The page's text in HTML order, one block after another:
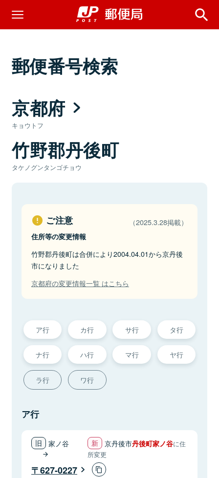
郵便番号検索
京都府
キョウトフ
竹野郡丹後町
タケノグンタンゴチョウ
ご注意 （2025.3.28掲載）
住所等の変更情報
竹野郡丹後町は合併により2004.04.01から京丹後
市になりました
京都府の変更情報一覧 はこちら
ア行 カ行 サ行 タ行
ナ行 ハ行 マ行 ヤ行
ラ行 ワ行
ア行
家ノ谷 京丹後市丹後町家ノ谷に住
所変更
627-0227